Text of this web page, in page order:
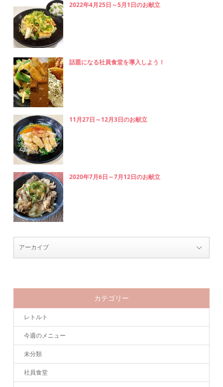
2022年4月25日～5月1日のお献立
話題になる社員食堂を導入しよう！
11月27日～12月3日のお献立
2020年7月6日～7月12日のお献立
カテゴリー
レトルト
今週のメニュー
未分類
社員食堂